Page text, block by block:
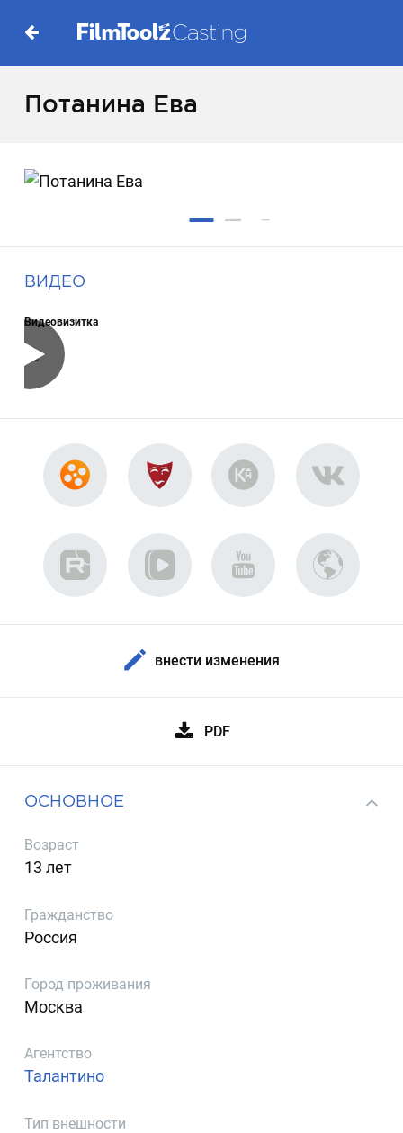
Потанина Ева
ВИДЕО
Видеовизитка
внести изменения
PDF
ОСНОВНОЕ
Возраст
13 лет
Гражданство
Россия
Город проживания
Москва
Агентство
Талантино
Тип внешности